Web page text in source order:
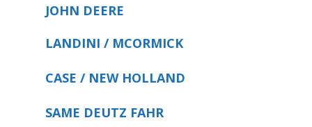
JOHN DEERE
LANDINI / MCORMICK
CASE / NEW HOLLAND
SAME DEUTZ FAHR